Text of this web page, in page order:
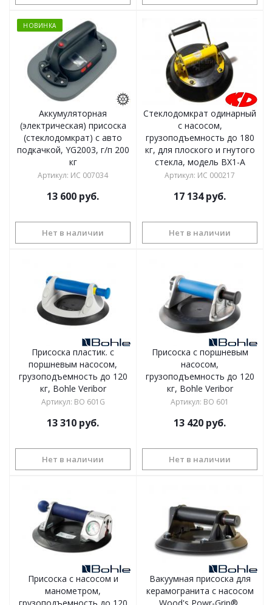
НОВИНКА
Аккумуляторная
(электрическая) присоска
(стеклодомкрат) с авто
подкачкой, YG2003, г/п 200
кг
Артикул: ИС 007034
13 600 руб.
Нет в наличии
Стеклодомкрат одинарный
с насосом,
грузоподъемность до 180
кг, для плоского и гнутого
стекла, модель BX1-A
Артикул: ИС 000217
17 134руб.
Нет в наличии
Присоска пластик. с
поршневым насосом,
грузоподъемность до 120
кг, Bohle Veribor
Артикул: BO 601G
13 310 руб.
Нет в наличии
Присоска с поршневым
насосом,
грузоподъемность до 120
кг, Bohle Veribor
Артикул: BO 601
13 420 руб.
Нет в наличии
Присоска с насосом и
манометром,
грузоподъемность до 120
Вакуумная присоска для
керамогранита с насосом
Wood's Powr-Grip®,